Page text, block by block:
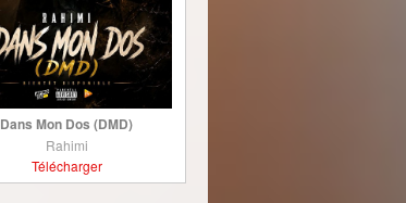
Dans Mon Dos (DMD)
Rahimi
Télécharger